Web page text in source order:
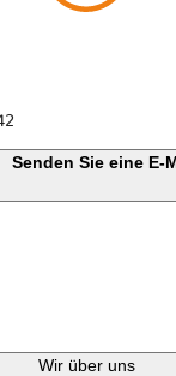
Senden Sie eine E-
Wir über uns